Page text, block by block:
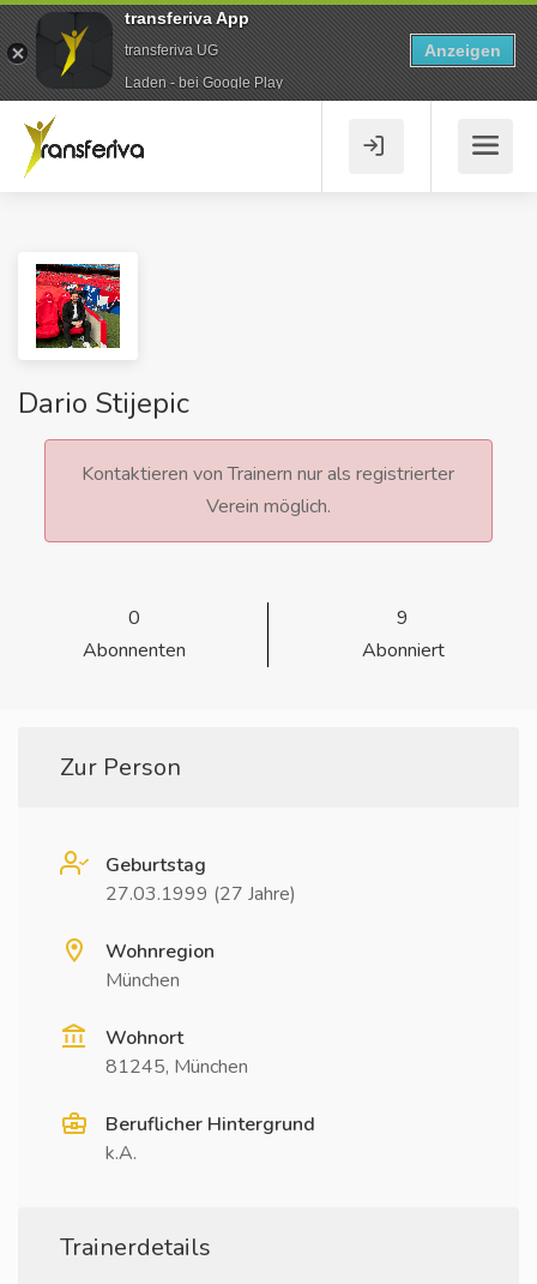
Dario Stijepic
Kontaktieren von Trainern nur als registrierter
Verein möglich.
0
Abonnenten
9
Abonniert
Zur Person
Geburtstag
27.03.1999 (27 Jahre)
Wohnregion
München
Wohnort
81245, München
Beruflicher Hintergrund
k.A.
Trainerdetails
transferiva App
transferiva UG
Laden - bei Google Play
Anzeigen